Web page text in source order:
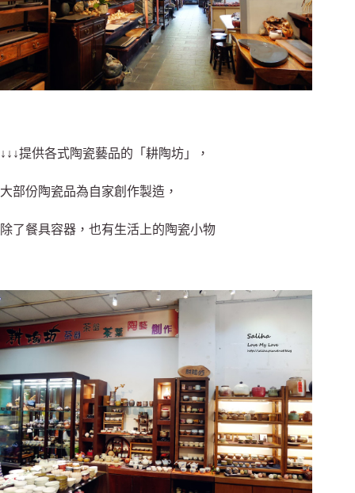
↓↓↓提供各式陶瓷藝品的「耕陶坊」，
大部份陶瓷品為自家創作製造，
除了餐具容器，也有生活上的陶瓷小物